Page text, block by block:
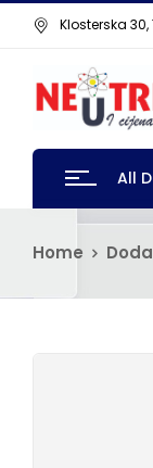
Klosterska
All
Home